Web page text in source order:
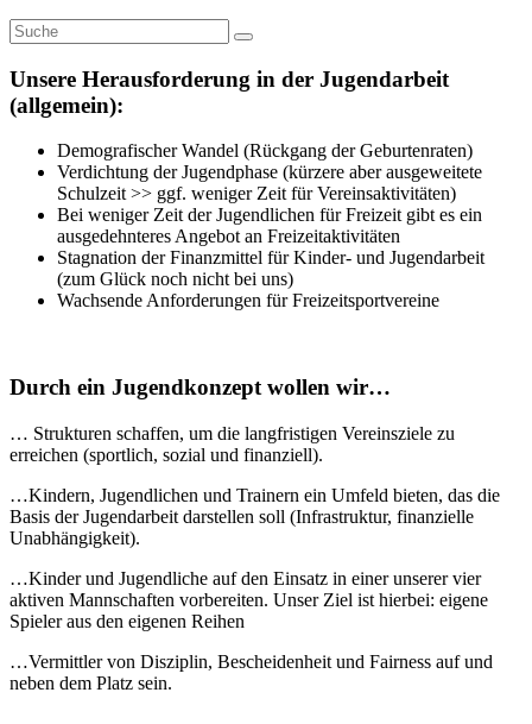
Unsere Herausforderung in der Jugendarbeit
(allgemein):
Demografischer Wandel (Rückgang der Geburtenraten)
Verdichtung der Jugendphase (kürzere aber ausgeweitete
Schulzeit >> ggf. weniger Zeit für Vereinsaktivitäten)
Bei weniger Zeit der Jugendlichen für Freizeit gibt es ein
ausgedehnteres Angebot an Freizeitaktivitäten
Stagnation der Finanzmittel für Kinder- und Jugendarbeit
(zum Glück noch nicht bei uns)
Wachsende Anforderungen für Freizeitsportvereine
Durch ein Jugendkonzept wollen wir…
… Strukturen schaffen, um die langfristigen Vereinsziele zu
erreichen (sportlich, sozial und finanziell).
…Kindern, Jugendlichen und Trainern ein Umfeld bieten, das die
Basis der Jugendarbeit darstellen soll (Infrastruktur, finanzielle
Unabhängigkeit).
…Kinder und Jugendliche auf den Einsatz in einer unserer vier
aktiven Mannschaften vorbereiten. Unser Ziel ist hierbei: eigene
Spieler aus den eigenen Reihen
…Vermittler von Disziplin, Bescheidenheit und Fairness auf und
neben dem Platz sein.